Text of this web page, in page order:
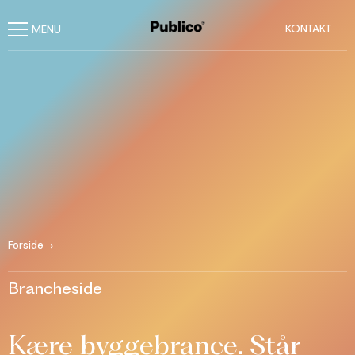
KONTAKT
Forside
Brancheside
Kære byggebrance. Står